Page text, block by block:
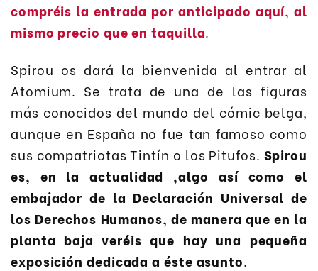
compréis la entrada por anticipado aquí, al
mismo precio que en taquilla.
Spirou os dará la bienvenida al entrar al
Atomium. Se trata de una de las figuras
más conocidos del mundo del cómic belga,
aunque en España no fue tan famoso como
sus compatriotas Tintín o los Pitufos. Spirou
es, en la actualidad ,algo así como el
embajador de la Declaración Universal de
los Derechos Humanos, de manera que en la
planta baja veréis que hay una pequeña
exposición dedicada a éste asunto.